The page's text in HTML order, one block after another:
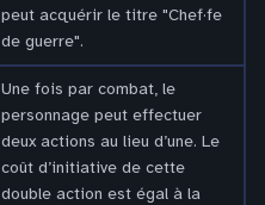
peut acquérir le titre "Chef·fe
de guerre".
Une fois par combat, le
personnage peut effectuer
deux actions au lieu d’une. Le
coût d’initiative de cette
double action est égal à la